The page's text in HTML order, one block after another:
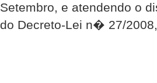
Setembro, e atendendo o
do Decreto-Lei n� 27/